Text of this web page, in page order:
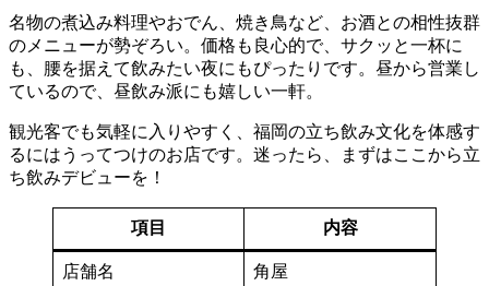
名物の煮込み料理やおでん、焼き鳥など、お酒との相性抜群
のメニューが勢ぞろい。価格も良心的で、サクッと一杯に
も、腰を据えて飲みたい夜にもぴったりです。昼から営業し
ているので、昼飲み派にも嬉しい一軒。
観光客でも気軽に入りやすく、福岡の立ち飲み文化を体感す
るにはうってつけのお店です。迷ったら、まずはここから立
ち飲みデビューを！
項目 内容
店舗名 角屋